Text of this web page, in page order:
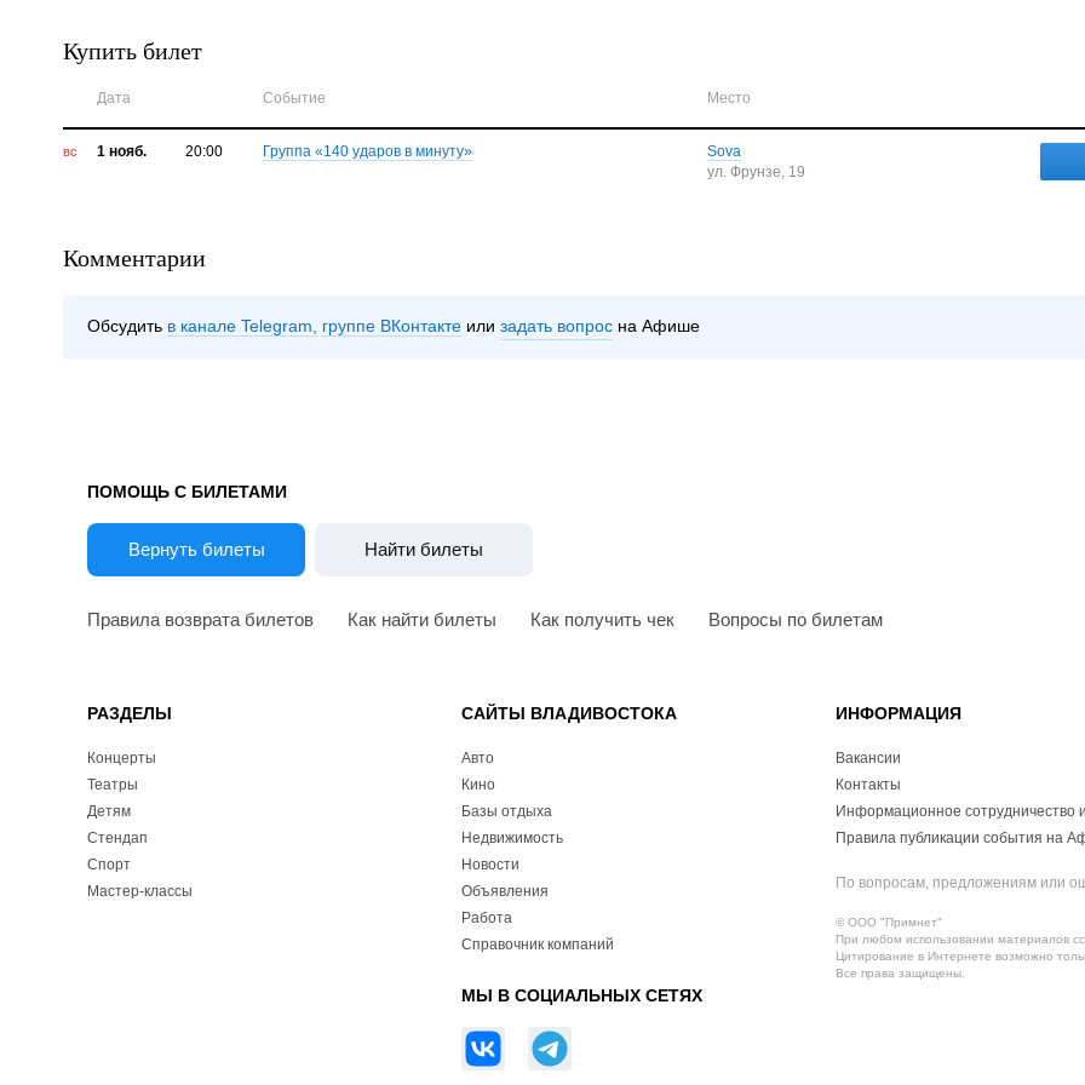
Купить билет
Дата Событие Место
вс 1 нояб. 20:00 Группа «140 ударов в минуту»
Sova
ул. Фрунзе, 19
Комментарии
Обсудить в канале Telegram группе ВКонтакте задать вопрос на Афише
ПОМОЩЬ С БИЛЕТАМИ
Вернуть билеты Найти билеты
Правила возврата билетов Как найти билеты Как получить чек Вопросы по билетам
РАЗДЕЛЫ
Концерты
Театры
Детям
Стендап
Спорт
Мастер-классы
САЙТЫ ВЛАДИВОСТОКА
Авто
Кино
Базы отдыха
Недвижимость
Новости
Объявления
Работа
Справочник компаний
МЫ В СОЦИАЛЬНЫХ СЕТЯХ
ИНФОРМАЦИЯ
Вакансии
Контакты
Информационное
Правила публикации события на
По вопросам, предложениям или
© ООО "Примнет"
При любом использовании материалов
Цитирование в Интернете возможно
Все права защищены.